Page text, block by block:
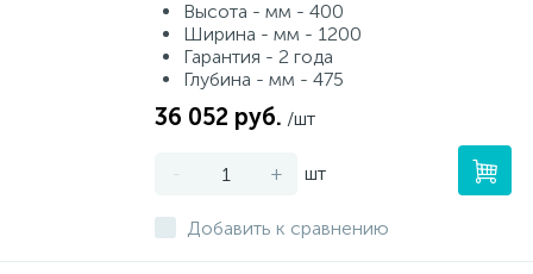
Высота - мм - 400
Ширина - мм - 1200
Гарантия - 2 года
Глубина - мм - 475
36 052 руб. /шт
- + шт
Добавить к сравнению